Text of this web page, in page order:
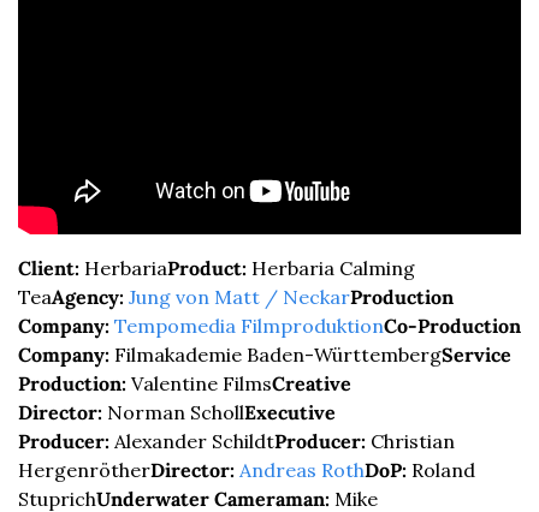
Client: HerbariaProduct: Herbaria Calming
TeaAgency: Jung von Matt / NeckarProduction
Company: Tempomedia FilmproduktionCo-Production
Company: Filmakademie Baden-WürttembergService
Production: Valentine FilmsCreative
Director: Norman SchollExecutive
Producer: Alexander SchildtProducer: Christian
HergenrötherDirector: Andreas RothDoP: Roland
StuprichUnderwater Cameraman: Mike